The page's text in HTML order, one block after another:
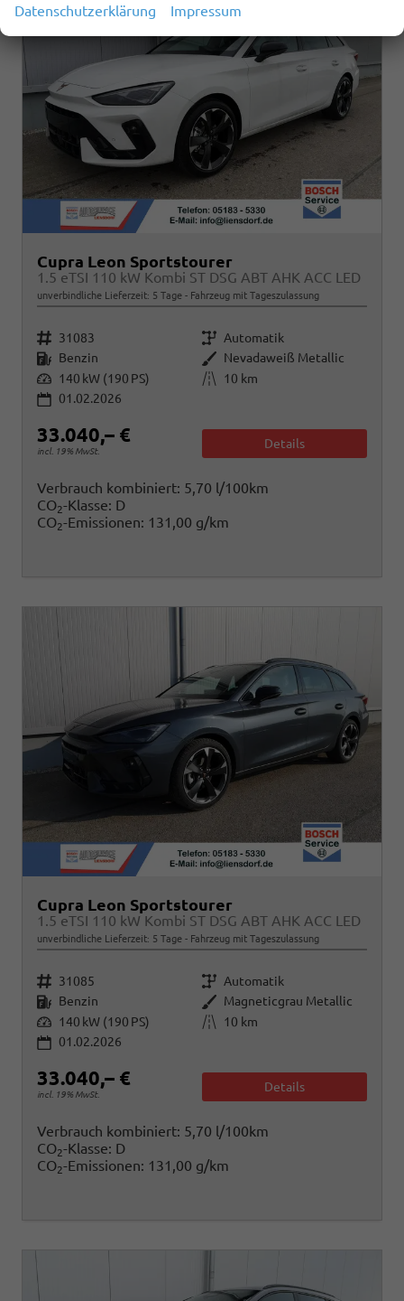
Cupra Leon Sportstourer
1.5 eTSI 110 kW Kombi ST DSG ABT AHK ACC LED
unverbindliche Lieferzeit: 5 Tage Fahrzeug mit Tageszulassung
Fahrzeugnr. 31083 Getriebe Automatik
Kraftstoff Benzin Außenfarbe Nevadaweiß Metallic
Leistung 140 kW (190 PS) Kilometerstand
10 km
01.02.2026
33.040,– €
incl. 19% MwSt.
Details
Verbrauch kombiniert: 5,70 l/100km
CO2-Klasse: D
CO2-Emissionen: 131,00 g/km
Cupra Leon Sportstourer
1.5 eTSI 110 kW Kombi ST DSG ABT AHK ACC LED
unverbindliche Lieferzeit: 5 Tage Fahrzeug mit Tageszulassung
Fahrzeugnr. 31085 Getriebe Automatik
Kraftstoff Benzin Außenfarbe Magneticgrau Metallic
Leistung 140 kW (190 PS) Kilometerstand
10 km
01.02.2026
33.040,– €
incl. 19% MwSt.
Details
Verbrauch kombiniert: 5,70 l/100km
CO2-Klasse: D
CO2-Emissionen: 131,00 g/km
Datenschutzerklärung Impressum